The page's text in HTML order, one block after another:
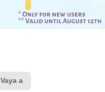
Vaya a